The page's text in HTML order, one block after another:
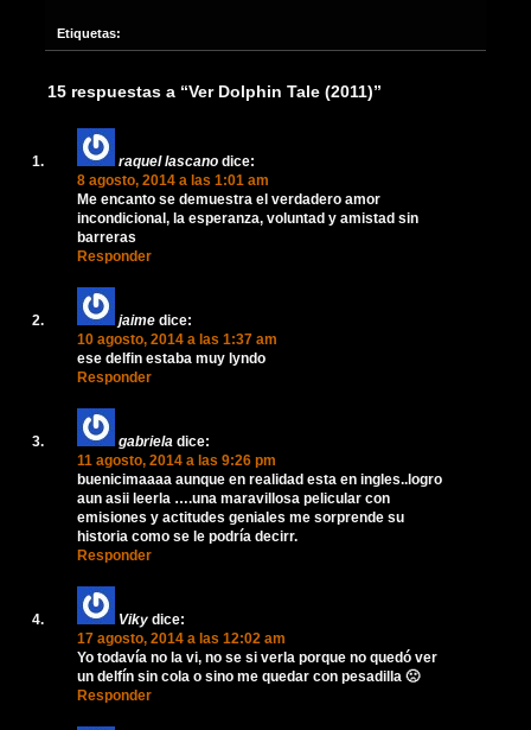
Etiquetas:
15 respuestas a “Ver Dolphin Tale (2011)”
raquel lascano dice:
8 agosto, 2014 a las 1:01 am
Me encanto se demuestra el verdadero amor
incondicional, la esperanza, voluntad y amistad sin
barreras
Responder
jaime dice:
10 agosto, 2014 a las 1:37 am
ese delfin estaba muy lyndo
Responder
gabriela dice:
11 agosto, 2014 a las 9:26 pm
buenicimaaaa aunque en realidad esta en ingles..logro
aun asii leerla ….una maravillosa pelicular con
emisiones y actitudes geniales me sorprende su
historia como se le podría decirr.
Responder
Viky dice:
17 agosto, 2014 a las 12:02 am
Yo todavía no la vi, no se si verla porque no quedó ver
un delfín sin cola o sino me quedar con pesadilla 🙁
Responder